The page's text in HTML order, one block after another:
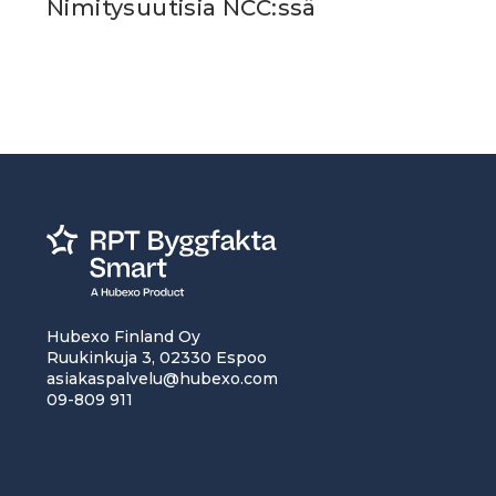
Nimitysuutisia NCC:ssä
Hubexo Finland Oy
Ruukinkuja 3, 02330 Espoo
asiakaspalvelu@hubexo.com
09-809 911